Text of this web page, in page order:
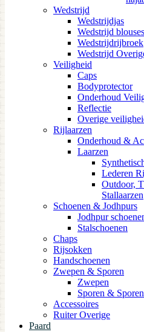
Wedstrijd
Wedstrijdjas
Wedstrijd
Wedstrijdrijbroek
Wedstrijd
Veiligheid
Caps
Bodyprotector
Onderhoud
Reflectie
Overige
Rijlaarzen
Onderhoud &
Laarzen
Lederen
Outdoor,
Stallaarzen
Schoenen & Jodhpurs
Jodhpur
Stalschoenen
Chaps
Rijsokken
Handschoenen
Zwepen & Sporen
Zwepen
Sporen &
Accessoires
Ruiter Overige
Paard